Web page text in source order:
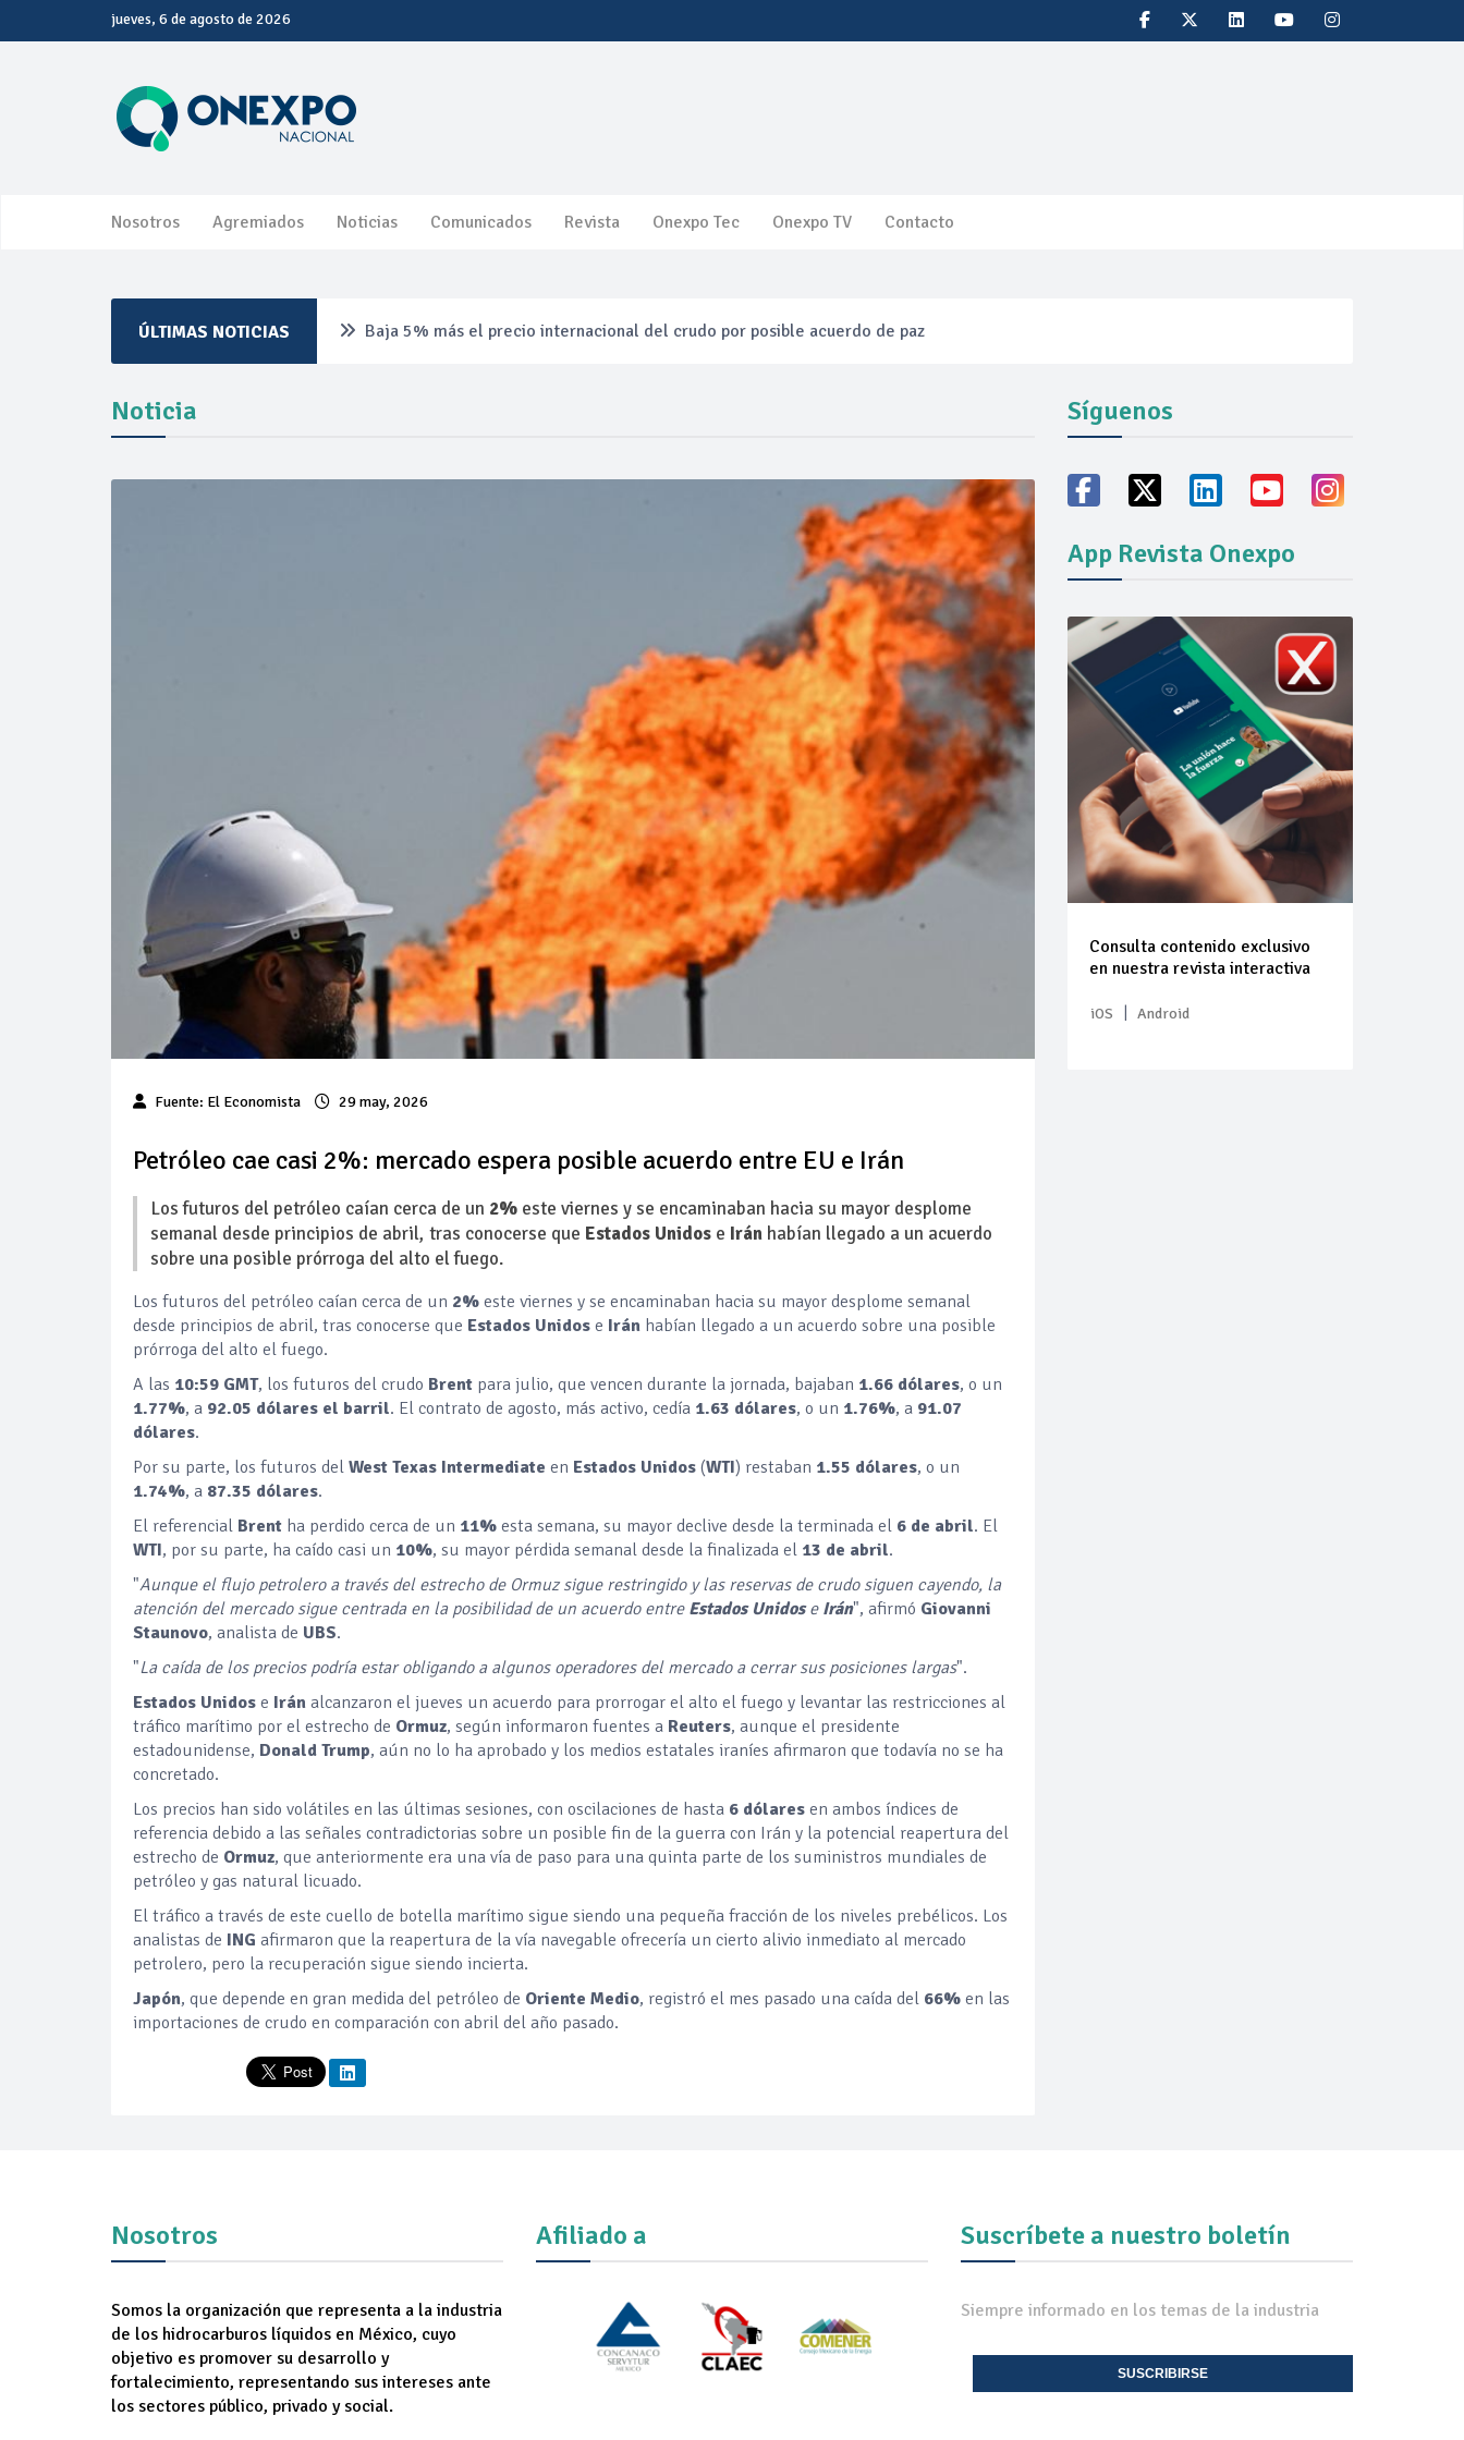
jueves, 6 de agosto de 2026
Nosotros Agremiados Noticias Comunicados Revista Onexpo Tec Onexpo TV Contacto
ÚLTIMAS NOTICIAS Baja 5% más el precio internacional del crudo por posible acuerdo de paz
Bajan precios del crudo 4% por la distensión política en Medio Oriente
Evolución criminal: pasan de robar gasolina a la producción propia
Cambio de tendencias: autos eléctricos bajan de precio, los de gasolina aumentan
SHCP | Acuerdo por el que se dan a conocer porcentajes, montos del estímulo fiscal y cuotas disminuidas del impuesto
especial sobre producción y servicios, así como cantidades por litro aplicables a los combustibles que se indican del 01 al 07 de
Hacienda reduce el estímulo al IEPS para gasolinas y aumenta el apoyo al diésel en la primera semana de agosto
Precio del diésel comprime el margen de las gasolineras: se espera estabilización del mercado
Noticia
Fuente: El Economista 29 may, 2026
Petróleo cae casi 2%: mercado espera posible acuerdo entre EU e Irán
Los futuros del petróleo caían cerca de un 2% este viernes y se encaminaban hacia su mayor desplome
semanal desde principios de abril, tras conocerse que Estados Unidos e Irán habían llegado a un acuerdo
‌sobre una posible prórroga del alto el fuego.
Los futuros del petróleo caían cerca de un 2% este viernes y se encaminaban hacia su mayor desplome semanal
desde principios de abril, tras conocerse que Estados Unidos e Irán habían llegado a un acuerdo sobre una posible
prórroga del alto el fuego.
A las 10:59 GMT, los futuros del crudo Brent para julio, que vencen durante la jornada, bajaban 1.66 dólares, o un
1.77%, a 92.05 dólares el barril. El contrato de agosto, más activo, cedía 1.63 dólares, o un 1.76%, a 91.07
dólares.
Por su parte, los futuros del West Texas Intermediate en Estados Unidos (WTI) restaban 1.55 dólares, o un
1.74%, a 87.35 dólares.
El referencial Brent ha perdido cerca de un 11% esta semana, su mayor declive desde la terminada el 6 de abril. El
WTI, por su parte, ha caído casi un 10%, su mayor pérdida semanal desde la finalizada el 13 de abril.
"Aunque el flujo petrolero a través del estrecho de Ormuz sigue restringido y las reservas de crudo siguen cayendo, la
atención del mercado sigue centrada en la posibilidad de un acuerdo entre Estados Unidose Irán", afirmó Giovanni
Staunovo, analista de UBS.
"La caída de los precios podría estar obligando a algunos operadores del mercado a cerrar sus posiciones largas".
Estados Unidos e Irán alcanzaron el jueves un acuerdo para prorrogar el alto el fuego y levantar las restricciones al
tráfico marítimo por el estrecho de Ormuz, según informaron fuentes a Reuters, aunque el presidente
estadounidense, Donald Trump, aún no lo ha aprobado y los medios estatales iraníes afirmaron que todavía no se ha
concretado.
Los precios han sido volátiles en las últimas sesiones, con oscilaciones de hasta 6 dólares en ambos índices de
referencia debido a las señales contradictorias sobre un posible fin de la guerra con Irán y la potencial reapertura del
estrecho de Ormuz, que anteriormente era una vía de paso para una quinta parte de los suministros mundiales de
petróleo y gas natural licuado.
El tráfico a través de este cuello de botella marítimo sigue siendo una pequeña fracción de los niveles prebélicos. Los
analistas de ING afirmaron que la reapertura de la vía navegable ofrecería un cierto alivio inmediato al mercado
petrolero, pero la recuperación sigue siendo incierta.
Japón, que depende en gran medida del petróleo de Oriente Medio, registró el mes pasado una caída del 66% en las
importaciones de crudo en comparación con abril del año pasado.
Síguenos
App Revista Onexpo
Consulta contenido exclusivo
en nuestra revista interactiva
iOS | Android
Nosotros
Somos la organización que representa a la industria
de los hidrocarburos líquidos en México, cuyo
objetivo es promover su desarrollo y
fortalecimiento, representando sus intereses ante
los sectores público, privado y social.
Afiliado a Suscríbete a nuestro boletín
Siempre informado en los temas de la industria
SUSCRIBIRSE